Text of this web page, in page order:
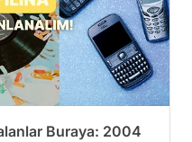
Buraya: 2004